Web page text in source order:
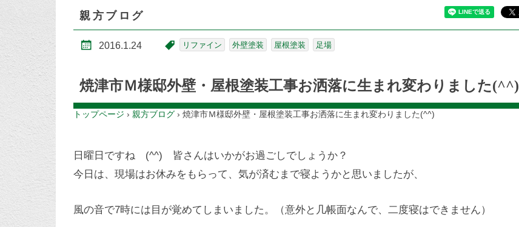
親方ブログ
2016.1.24 リファイン 外壁塗装 屋根塗装 足場
焼津市Ｍ様邸外壁・屋根塗装工事お洒落に生まれ変わりました(^^)
トップページ › 親方ブログ › 焼津市Ｍ様邸外壁・屋根塗装工事お洒落に生まれ変わりました(^^)
日曜日ですね (^^) 皆さんはいかがお過ごしでしょうか？
今日は、現場はお休みをもらって、気が済むまで寝ようかと思いましたが、
風の音で7時には目が覚めてしまいました。（意外と几帳面なんで、二度寝はできません）